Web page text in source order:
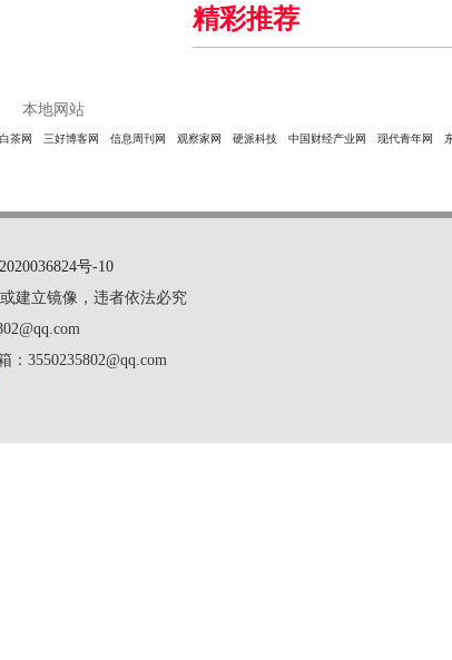
精彩推荐
本地网站
白茶网 三好博客网 信息周刊网 观察家网 硬派科技 中国财经产业网 现代青年网
号-10
建立镜像，违者依法必究
：3550235802@qq.com